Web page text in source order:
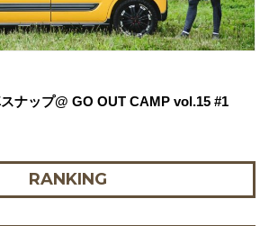
ナップ@ GO OUT CAMP vol.15 #1
RANKING